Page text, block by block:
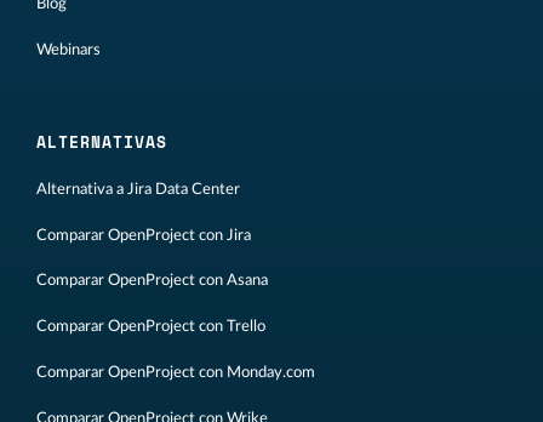
Blog
Webinars
ALTERNATIVAS
Alternativa a Jira Data Center
Comparar OpenProject con Jira
Comparar OpenProject con Asana
Comparar OpenProject con Trello
Comparar OpenProject con Monday.com
Comparar OpenProject con Wrike